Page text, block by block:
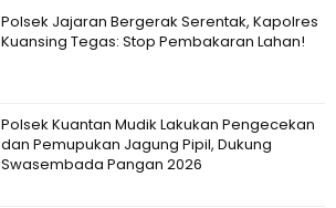
Polsek Jajaran Bergerak Serentak, Kapolres
Kuansing Tegas: Stop Pembakaran Lahan!
Polsek Kuantan Mudik Lakukan Pengecekan
dan Pemupukan Jagung Pipil, Dukung
Swasembada Pangan 2026